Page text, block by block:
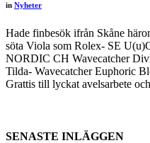
in Nyheter
Hade finbesök ifrån Skåne
söta Viola som Rolex- SE
NORDIC CH Wavecatcher
Tilda- Wavecatcher Euphoric
Grattis till lyckat avelsarbete
SENASTE INLÄGGEN